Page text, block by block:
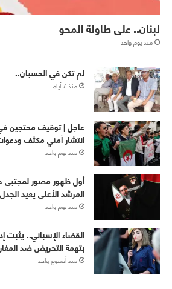
لبنان.. على طاولة المحو
منذ يوم واحد
لم تكن في الحسبان..
منذ 7 أيام
عاجل | توقيف محتجين
انتشار أمني مكثف
منذ يوم واحد
أول ظهور مصور لمجتبى
المرشد الأعلى يعيد
منذ يوم واحد
القضاء الإسباني.. يثبت
بتهمة التحريض ضد
منذ أسبوع واحد